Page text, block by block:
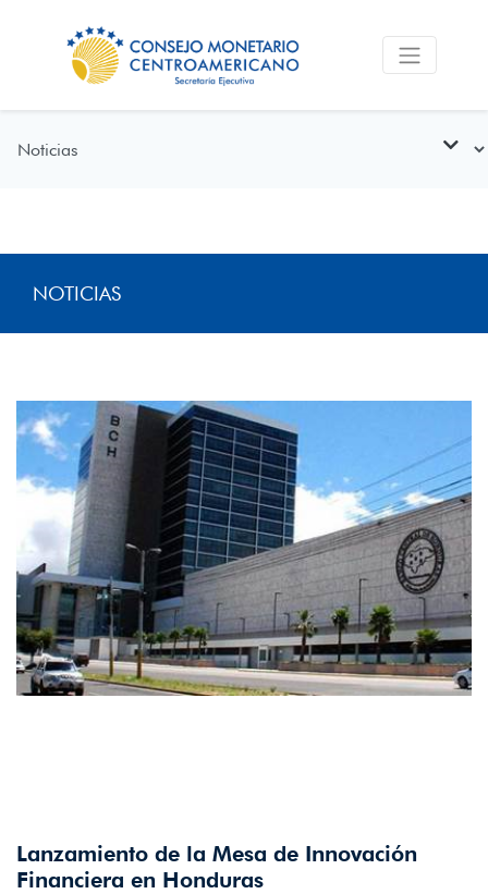
NOTICIAS
Lanzamiento de la Mesa de Innovación
Financiera en Honduras